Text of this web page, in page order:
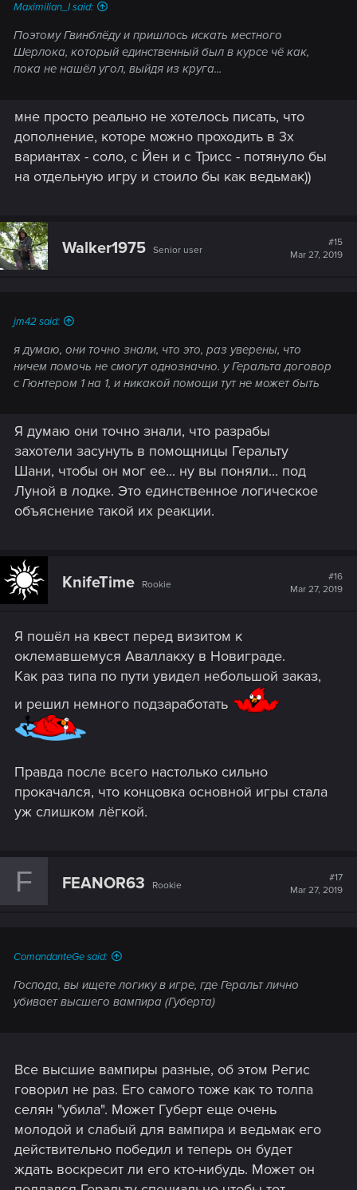
Maximilian_I said:
Поэтому Гвинблёду и пришлось искать местного
Шерлока, который единственный был в курсе чё как,
пока не нашёл угол, выйдя из круга...
мне просто реально не хотелось писать, что
дополнение, которе можно проходить в 3х
вариантах - соло, с Йен и с Трисс - потянуло бы
на отдельную игру и стоило бы как ведьмак))
Walker1975 Senior user
#15
Mar 27, 2019
jm42 said:
я думаю, они точно знали, что это, раз уверены, что
ничем помочь не смогут однозначно. у Геральта договор
с Гюнтером 1 на 1, и никакой помощи тут не может быть
Я думаю они точно знали, что разрабы
захотели засунуть в помощницы Геральту
Шани, чтобы он мог ее... ну вы поняли... под
Луной в лодке. Это единственное логическое
объяснение такой их реакции.
KnifeTime Rookie
#16
Mar 27, 2019
Я пошёл на квест перед визитом к
оклемавшемуся Аваллакху в Новиграде.
Как раз типа по пути увидел небольшой заказ,
и решил немного подзаработать
Правда после всего настолько сильно
прокачался, что концовка основной игры стала
уж слишком лёгкой.
F FEANOR63 Rookie
#17
Mar 27, 2019
ComandanteGe said:
Господа, вы ищете логику в игре, где Геральт лично
убивает высшего вампира (Губерта)
Все высшие вампиры разные, об этом Регис
говорил не раз. Его самого тоже как то толпа
селян "убила". Может Губерт еще очень
молодой и слабый для вампира и ведьмак его
действительно победил и теперь он будет
ждать воскресит ли его кто-нибудь. Может он